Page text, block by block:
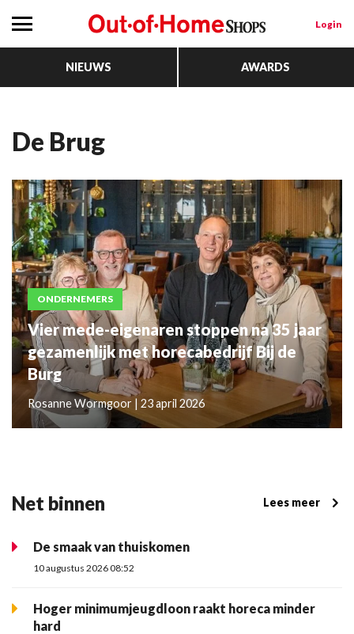
Login
NIEUWS AWARDS
De Brug
ONDERNEMERS
Vier mede-eigenaren stoppen na 35 jaar
gezamenlijk met horecabedrijf Bij de
Burg
Rosanne Wormgoor | 23 april 2026
Net binnen Lees meer
De smaak van thuiskomen
10 augustus 2026 08:52
Hoger minimumjeugdloon raakt horeca minder
hard